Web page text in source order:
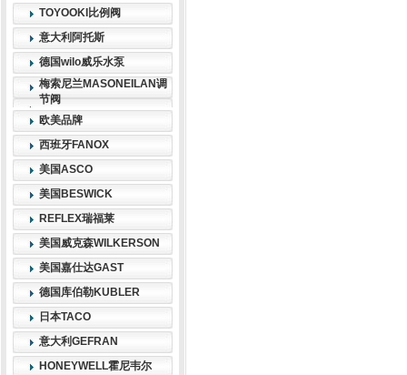
TOYOOKI比例阀
意大利阿托斯
德国wilo威乐水泵
梅索尼兰MASONEILAN调
节阀
欧美品牌
西班牙FANOX
美国ASCO
美国BESWICK
REFLEX瑞福莱
美国威克森WILKERSON
美国嘉仕达GAST
德国库伯勒KUBLER
日本TACO
意大利GEFRAN
HONEYWELL霍尼韦尔